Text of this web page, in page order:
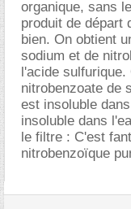
organique, sans
produit de départ
bien. On obtient
sodium et de
l'acide
nitrobenzoate de
est insoluble
insoluble dans
le filtre : C'est
nitrobenzoïque